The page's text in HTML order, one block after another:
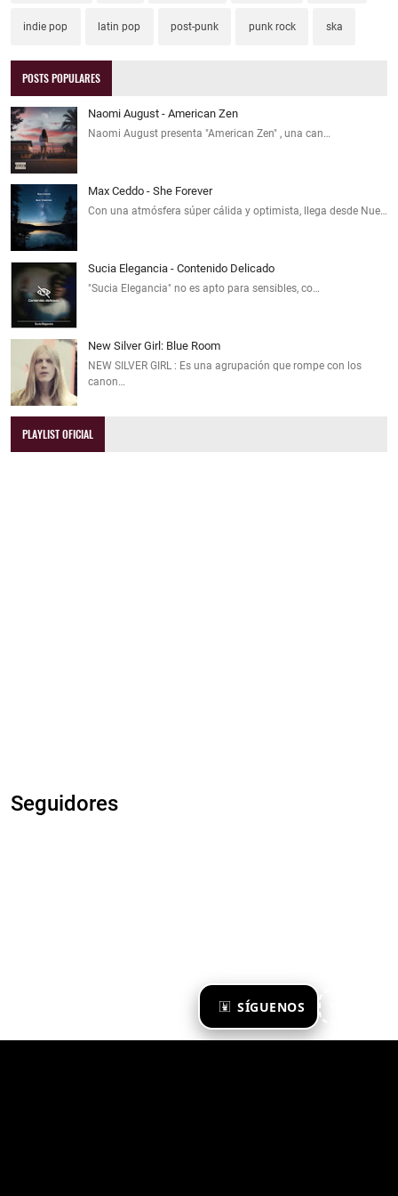
SÍGUENOS
indie pop latin pop post-punk punk rock ska
POSTS POPULARES
Naomi August - American Zen
Naomi August presenta "American Zen" , una can…
Max Ceddo - She Forever
Con una atmósfera súper cálida y optimista, llega desde Nue…
Sucia Elegancia - Contenido Delicado
"Sucia Elegancia" no es apto para sensibles, co…
New Silver Girl: Blue Room
NEW SILVER GIRL : Es una agrupación que rompe con los
canon…
PLAYLIST OFICIAL
Seguidores